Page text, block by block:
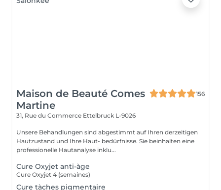
Maison de Beauté Comes
Martine
156
31, Rue du Commerce Ettelbruck L-9026
Unsere Behandlungen sind abgestimmt auf Ihren derzeitigen
Hautzustand und Ihre Haut- bedürfnisse. Sie beinhalten eine
professionelle Hautanalyse inklu...
Cure Oxyjet anti-àge
Cure Oxyjet 4 (semaines)
Cure tàches pigmentaire